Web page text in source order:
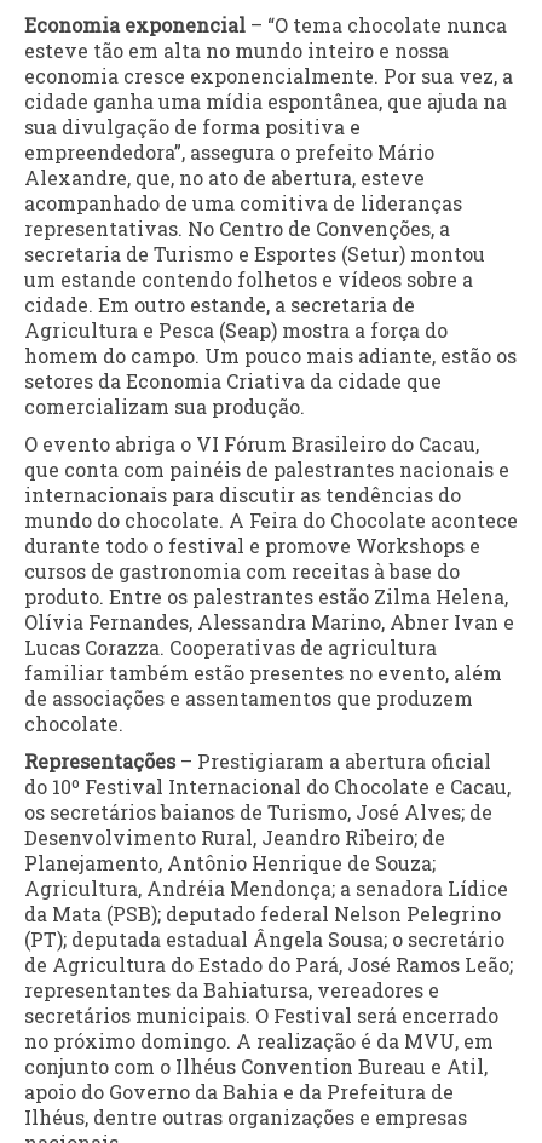
Economia exponencial – “O tema chocolate nunca
esteve tão em alta no mundo inteiro e nossa
economia cresce exponencialmente. Por sua vez, a
cidade ganha uma mídia espontânea, que ajuda na
sua divulgação de forma positiva e
empreendedora”, assegura o prefeito Mário
Alexandre, que, no ato de abertura, esteve
acompanhado de uma comitiva de lideranças
representativas. No Centro de Convenções, a
secretaria de Turismo e Esportes (Setur) montou
um estande contendo folhetos e vídeos sobre a
cidade. Em outro estande, a secretaria de
Agricultura e Pesca (Seap) mostra a força do
homem do campo. Um pouco mais adiante, estão os
setores da Economia Criativa da cidade que
comercializam sua produção.
O evento abriga o VI Fórum Brasileiro do Cacau,
que conta com painéis de palestrantes nacionais e
internacionais para discutir as tendências do
mundo do chocolate. A Feira do Chocolate acontece
durante todo o festival e promove Workshops e
cursos de gastronomia com receitas à base do
produto. Entre os palestrantes estão Zilma Helena,
Olívia Fernandes, Alessandra Marino, Abner Ivan e
Lucas Corazza. Cooperativas de agricultura
familiar também estão presentes no evento, além
de associações e assentamentos que produzem
chocolate.
Representações – Prestigiaram a abertura oficial
do 10º Festival Internacional do Chocolate e Cacau,
os secretários baianos de Turismo, José Alves; de
Desenvolvimento Rural, Jeandro Ribeiro; de
Planejamento, Antônio Henrique de Souza;
Agricultura, Andréia Mendonça; a senadora Lídice
da Mata (PSB); deputado federal Nelson Pelegrino
(PT); deputada estadual Ângela Sousa; o secretário
de Agricultura do Estado do Pará, José Ramos Leão;
representantes da Bahiatursa, vereadores e
secretários municipais. O Festival será encerrado
no próximo domingo. A realização é da MVU, em
conjunto com o Ilhéus Convention Bureau e Atil,
apoio do Governo da Bahia e da Prefeitura de
Ilhéus, dentre outras organizações e empresas